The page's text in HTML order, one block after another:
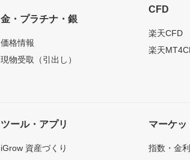
金・プラチナ・銀
価格情報
現物受取（引出し）
CFD
楽天CFD
楽天
ツール・アプリ
iGrow 資産づくり
マーケッ
指数・金